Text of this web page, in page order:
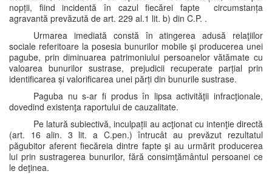
nopții, fiind incidentă în cazul fiecărei fapte circumstanța
agravantă prevăzută de art. 229 al.1 lit. b) din C.P. .
Urmarea imediată constă în atingerea adusă relaţiilor
sociale referitoare la posesia bunurilor mobile şi producerea unei
pagube, prin diminuarea patrimoniului persoanelor vătămate cu
valoarea bunurilor sustrase, prejudicii recuperate parțial prin
identificarea și valorificarea unei părți din bunurile sustrase.
Paguba nu s-ar fi produs în lipsa activităţii infracţionale,
dovedind existenţa raportului de cauzalitate.
Pe latură subiectivă, inculpații au acţionat cu intenţie directă
(art. 16 alin. 3 lit. a C.pen.) întrucât au prevăzut rezultatul
păgubitor aferent fiecăreia dintre fapte şi au urmărit producerea
lui prin sustragerea bunurilor, fără consimţământul persoanei ce
le deţinea.